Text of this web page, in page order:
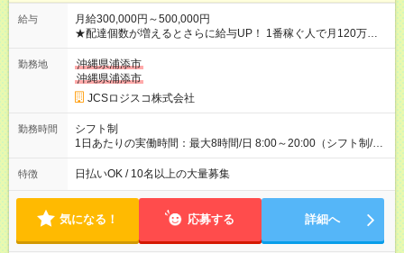
給与
月給300,000円～500,000円
★配達個数が増えるとさらに給与UP！ 1番稼ぐ人で月120万ほ
ど！ ・主要都市エリア 月収55万円／週5日稼働 月収65万~112
万円／週6日稼働 ・地方郊外エリア 月収40万円／週5日稼働 月
収40万円~50万円／週6日稼働 ＜モデルイメージ＞ ■月収50万
円 (27歳男性/江東区在住)※元建築関係 1日150個配達×25日勤務
(日休み) ■月収80万円(43歳男性/墨田区在住)※元営業 1日200個
勤務地
沖縄県浦添市
沖縄県浦添市
JCSロジスコ株式会社
勤務時間
シフト制
1日あたりの実働時間：最大8時間/日 8:00～20:00（シフト制/実
働8時間） ※週5日勤務（場所次第では週4も有り） ※配達状況に
よって時間外での勤務可能性有り ※案件により多少の前後あり
特徴 日払いOK / 10名以上の大量募集
気になる！ 応募する 詳細へ